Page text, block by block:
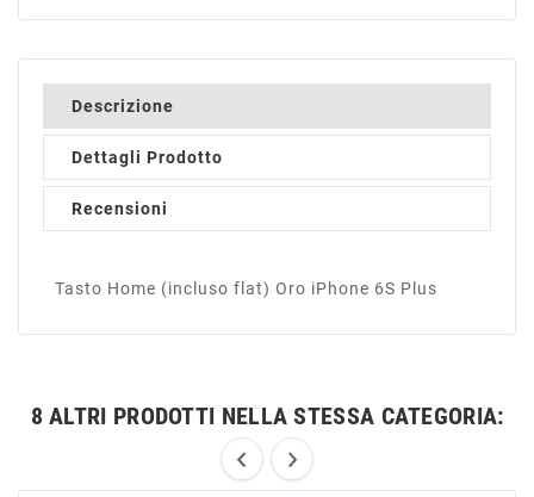
Descrizione
Dettagli Prodotto
Recensioni
Tasto Home (incluso flat) Oro iPhone 6S Plus
8 ALTRI PRODOTTI NELLA STESSA CATEGORIA: